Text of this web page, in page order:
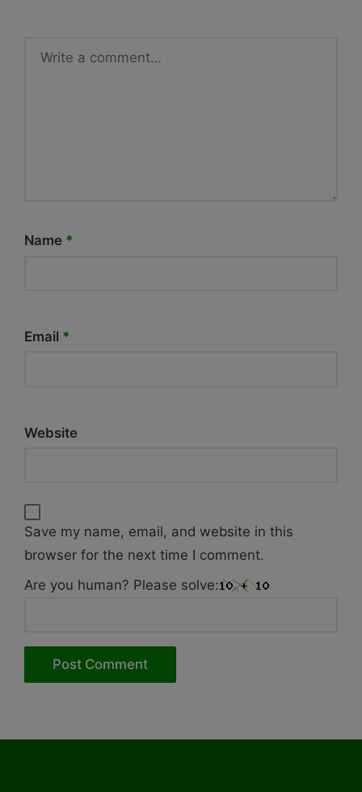
Name *
Email *
Website
Save my name, email, and website in this
browser for the next time I comment.
Are you human? Please solve: